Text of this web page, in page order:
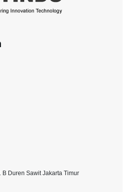
B Duren Sawit Jakarta Timur